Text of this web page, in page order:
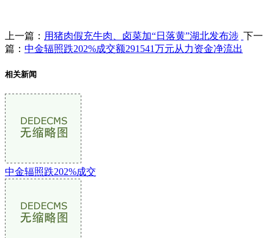
上一篇： 用猪肉假充牛肉、卤菜加“日落黄”湖北发布涉 下一
篇： 中金辐照跌202%成交额291541万元从力资金净流出
相关新闻
中金辐照跌202%成交